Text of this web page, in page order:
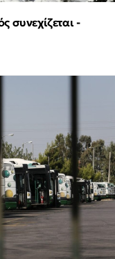
συνεχίζεται -